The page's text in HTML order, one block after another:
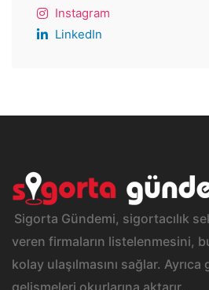
Instagram
LinkedIn
Sigorta Gündemi, sigortacılık
veren firmaların listelenmesini,
kolay ulaşılmasını sağlar.
gelişmeleri okurlarına aktarır.